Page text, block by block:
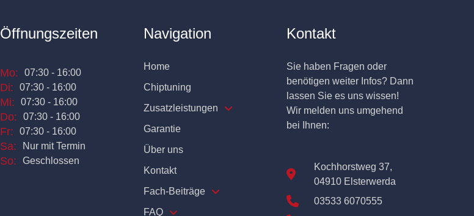
Öffnungszeiten
Mo: 07:30 - 16:00
Di: 07:30 - 16:00
Mi: 07:30 - 16:00
Do: 07:30 - 16:00
Fr: 07:30 - 16:00
Sa: Nur mit Termin
So: Geschlossen
Navigation
Home
Chiptuning
Zusatzleistungen
Garantie
Über uns
Kontakt
Fach-Beiträge
FAQ
Kontakt
Sie haben Fragen oder
benötigen weiter Infos? Dann
lassen Sie es uns wissen!
Wir melden uns umgehend
bei Ihnen:
Kochhorstweg 37,
04910 Elsterwerda
03533 6070555